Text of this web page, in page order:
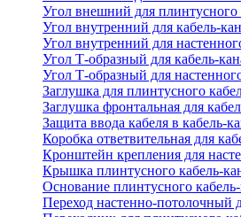
Угол внешний для плинтусного
Угол внутренний для кабель-
Угол внутренний для
Угол Т-образный для кабель-
Угол Т-образный для
Заглушка для плинтусного
Заглушка фронтальная для
Защита ввода кабеля в кабель-
Коробка ответвительная для
Кронштейн крепления для
Крышка плинтусного кабель-
Основание плинтусного кабель-
Переход настенно-потолочный